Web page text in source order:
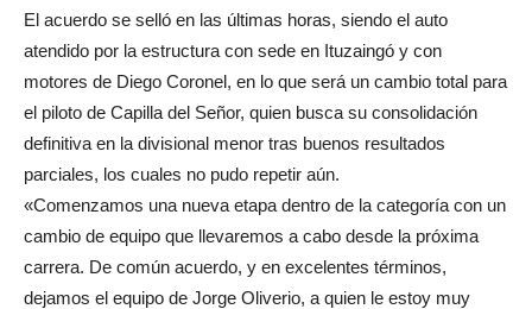
El acuerdo se selló en las últimas horas, siendo el auto
atendido por la estructura con sede en Ituzaingó y con
motores de Diego Coronel, en lo que será un cambio total para
el piloto de Capilla del Señor, quien busca su consolidación
definitiva en la divisional menor tras buenos resultados
parciales, los cuales no pudo repetir aún.
«Comenzamos una nueva etapa dentro de la categoría con un
cambio de equipo que llevaremos a cabo desde la próxima
carrera. De común acuerdo, y en excelentes términos,
dejamos el equipo de Jorge Oliverio, a quien le estoy muy